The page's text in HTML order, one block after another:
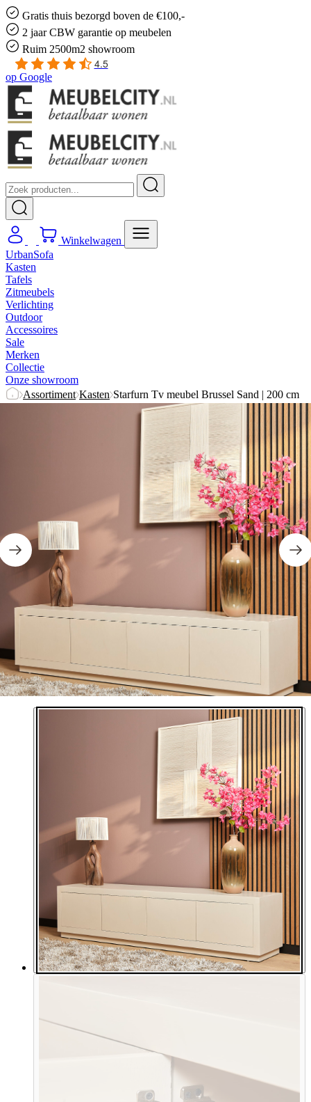
Gratis thuis bezorgd boven de €100,-
2 jaar CBW garantie op meubelen
Ruim 2500m2 showroom
4.5
op Google
Winkelwagen
UrbanSofa
Kasten
Tafels
Zitmeubels
Verlichting
Outdoor
Accessoires
Sale
Merken
Collectie
Onze showroom
Assortiment Kasten Starfurn Tv meubel Brussel Sand | 200 cm